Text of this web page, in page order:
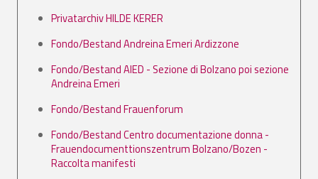
Privatarchiv HILDE KERER
Fondo/Bestand Andreina Emeri Ardizzone
Fondo/Bestand AIED - Sezione di Bolzano poi sezione
Andreina Emeri
Fondo/Bestand Frauenforum
Fondo/Bestand Centro documentazione donna -
Frauendocumenttionszentrum Bolzano/Bozen -
Raccolta manifesti